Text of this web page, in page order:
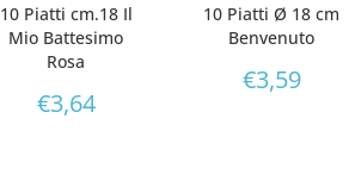
10 Piatti cm.18 Il
Mio Battesimo
Rosa
€3,64
10 Piatti Ø 18 cm
Benvenuto
€3,59